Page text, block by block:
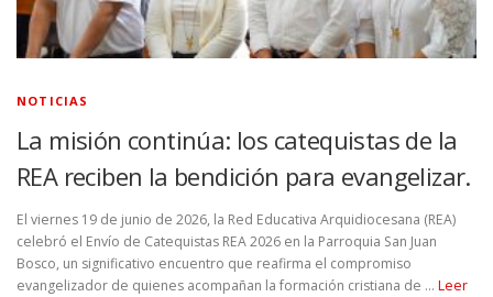
NOTICIAS
La misión continúa: los catequistas de la
REA reciben la bendición para evangelizar.
El viernes 19 de junio de 2026, la Red Educativa Arquidiocesana (REA)
celebró el Envío de Catequistas REA 2026 en la Parroquia San Juan
Bosco, un significativo encuentro que reafirma el compromiso
evangelizador de quienes acompañan la formación cristiana de … Leer